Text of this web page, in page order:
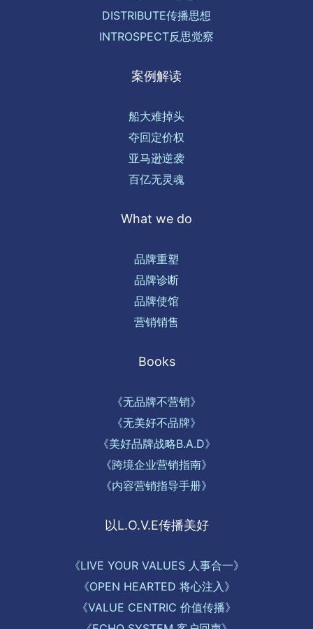
DISTRIBUTE传播思想
INTROSPECT反思觉察
案例解读
船大难掉头
夺回定价权
亚马逊逆袭
百亿无灵魂
What we do
品牌重塑
品牌诊断
品牌使馆
营销销售
Books
《无品牌不营销》
《无美好不品牌》
《美好品牌战略B.A.D》
《跨境企业营销指南》
《内容营销指导手册》
以L.O.V.E传播美好
《LIVE YOUR VALUES 人事合一》
《OPEN HEARTED 将心注入》
《VALUE CENTRIC 价值传播》